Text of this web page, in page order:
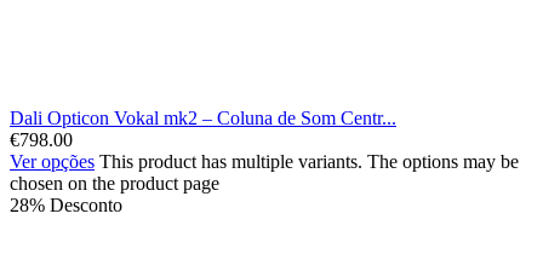
Dali Opticon Vokal mk2 – Coluna de Som Centr...
€798.00
Ver opções This product has multiple variants. The options may be
chosen on the product page
28% Desconto